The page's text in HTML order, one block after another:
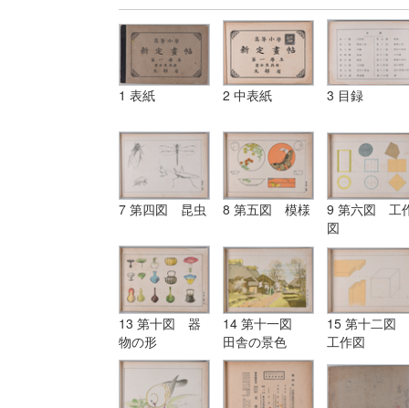
1 表紙 2 中表紙 3 目録
7 第四図 昆虫 8 第五図 模様
9 第六図 工
図
13 第十図 器
物の形
14 第十一図
田舎の景色
15 第十二図
工作図